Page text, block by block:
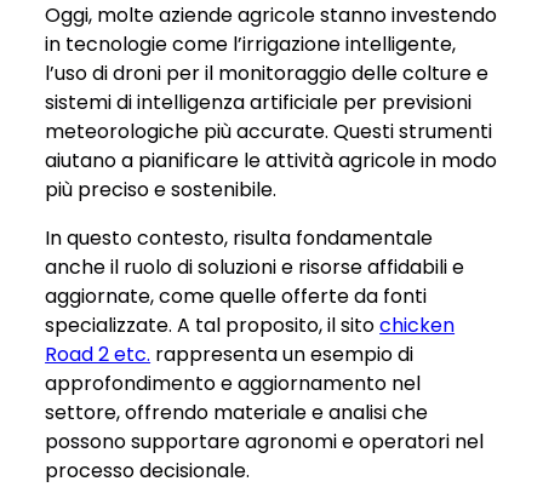
Oggi, molte aziende agricole stanno investendo
in tecnologie come l’irrigazione intelligente,
l’uso di droni per il monitoraggio delle colture e
sistemi di intelligenza artificiale per previsioni
meteorologiche più accurate. Questi strumenti
aiutano a pianificare le attività agricole in modo
più preciso e sostenibile.
In questo contesto, risulta fondamentale
anche il ruolo di soluzioni e risorse affidabili e
aggiornate, come quelle offerte da fonti
specializzate. A tal proposito, il sitochicken
Road 2 etc. rappresenta un esempio di
approfondimento e aggiornamento nel
settore, offrendo materiale e analisi che
possono supportare agronomi e operatori nel
processo decisionale.